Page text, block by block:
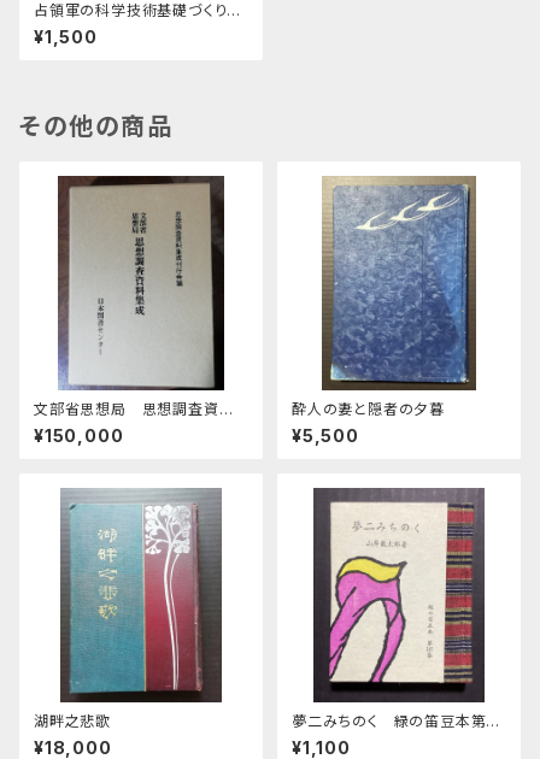
占領軍の科学技術基礎づくり
占領下日本1945～1952
¥1,500
その他の商品
文部省思想局 思想調査資料
集成 全28巻
¥150,000
酔人の妻と隠者の夕暮
¥5,500
湖畔之悲歌
¥18,000
夢二みちのく 緑の笛豆本第3
7集第147集
¥1,100